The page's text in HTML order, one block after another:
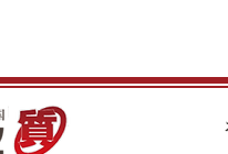
ながら、下記日程を夏季休
せて頂きます。 ◆夏季休業
8月11日（火）～8月16日（